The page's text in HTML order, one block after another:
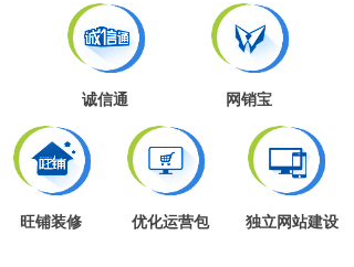
独立网站建设
网销宝
诚信通
优化运营包
旺铺装修